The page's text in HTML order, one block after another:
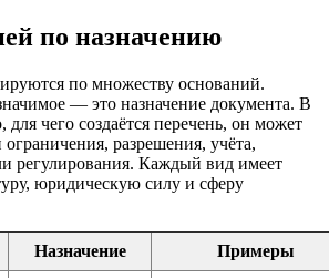
по назначению
по множеству оснований.
— это назначение документа. В
для чего создаётся перечень, он может
разрешения, учёта,
регулирования. Каждый вид имеет
юридическую силу и сферу
Назначение Примеры